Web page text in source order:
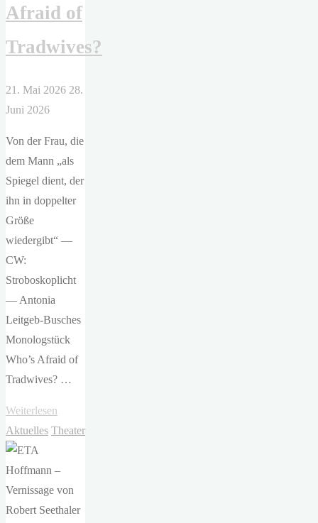
Afraid of
Tradwives?
21. Mai 2026 28.
Juni 2026
Von der Frau, die
dem Mann „als
Spiegel dient, der
ihn in doppelter
Größe
wiedergibt“ —
CW:
Stroboskoplicht
— Antonia
Leitgeb-Busches
Monologstück
Who’s Afraid of
Tradwives? …
Weiterlesen
–
Afraid
of
Tradwives?"
Aktuelles Theater